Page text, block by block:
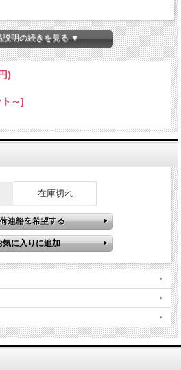
明の続きを見る ▼
)
～]
在庫切れ